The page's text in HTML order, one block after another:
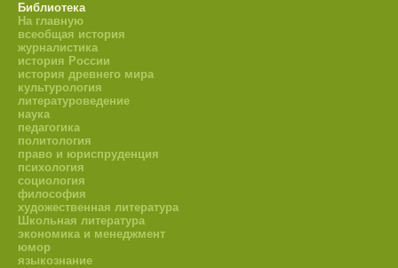
Библиотека
На главную
всеобщая история
журналистика
история России
история древнего мира
культурология
литературоведение
наука
педагогика
политология
право и юриспруденция
психология
социология
философия
художественная литература
Школьная литература
экономика и менеджмент
юмор
языкознание